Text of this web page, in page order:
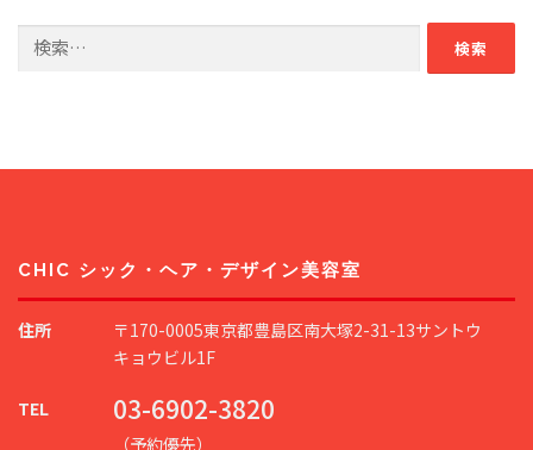
シ
索:
CHIC シック・ヘア・デザイン美容室
住所
〒170-0005東京都豊島区南大塚2-31-13サントウ
キョウビル1F
TEL 03-6902-3820
（予約優先）